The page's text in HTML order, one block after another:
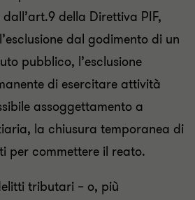
della Direttiva PIF,
dal godimento di un
pubblico, l’esclusione
di esercitare attività
assoggettamento a
la chiusura temporanea di
per commettere il reato.
tributari – o, più